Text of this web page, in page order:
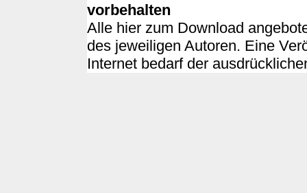
vorbehalten
Alle hier zum Download
des jeweiligen Autoren. Eine
Internet bedarf der